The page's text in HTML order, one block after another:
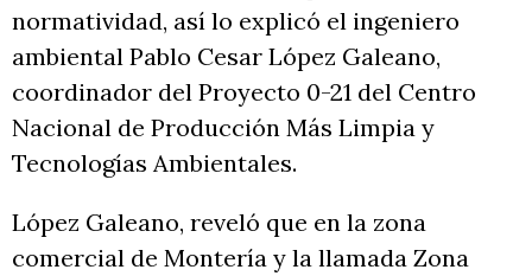
normatividad, así lo explicó el ingeniero
ambiental Pablo Cesar López Galeano,
coordinador del Proyecto 0-21 del Centro
Nacional de Producción Más Limpia y
Tecnologías Ambientales.
López Galeano, reveló que en la zona
comercial de Montería y la llamada Zona